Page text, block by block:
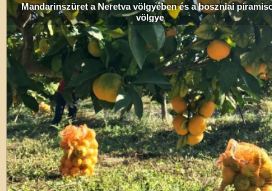
Mandarinszüret a Neretva völgyében és a boszniai
völgye